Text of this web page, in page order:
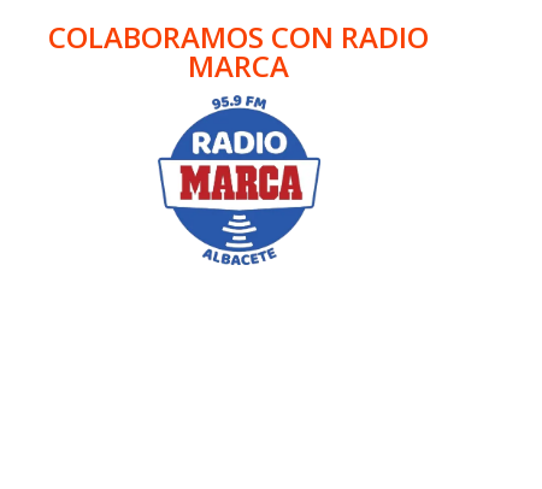
COLABORAMOS CON RADIO
MARCA